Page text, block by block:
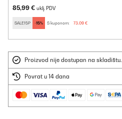
85,99 € uklj. PDV
SALE15P -15% S kuponom: 73,09 €
Proizvod nije dostupan na skladištu.
Povrat u 14 dana